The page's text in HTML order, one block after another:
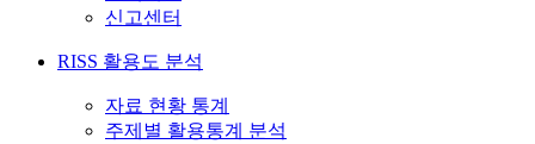
신고센터
RISS 활용도 분석
자료 현황 통계
주제별 활용통계 분석